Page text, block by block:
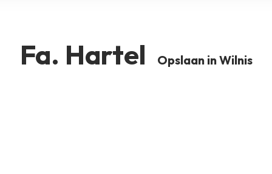
Fa. Hartel Opslaan in Wilnis